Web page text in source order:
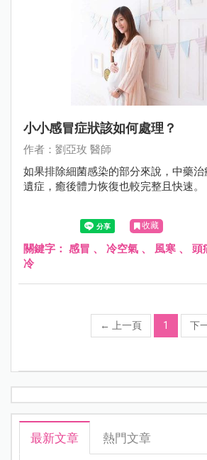
小小感冒症狀該如何處理？
作者：劉亞玫 醫師
如果排除細菌感染的部分來說，中藥
遺症，癒後體力恢復也較完整且快速。
收藏
關鍵字： 感冒 、 冷空氣 、 風寒 、 頭
冷
← 上一頁 1 下
最新文章 熱門文章